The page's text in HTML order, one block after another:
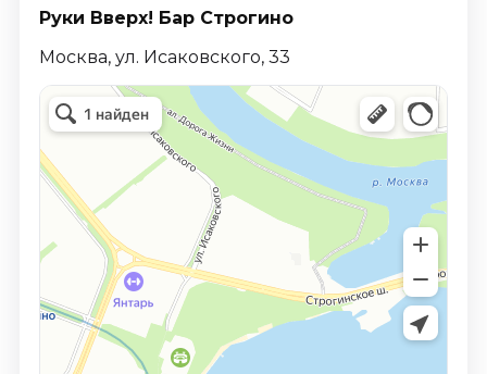
Руки Вверх! Бар Строгино
Москва, ул. Исаковского, 33